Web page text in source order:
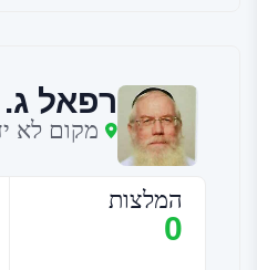
רפאל ג.
מקום לא
המלצות
0